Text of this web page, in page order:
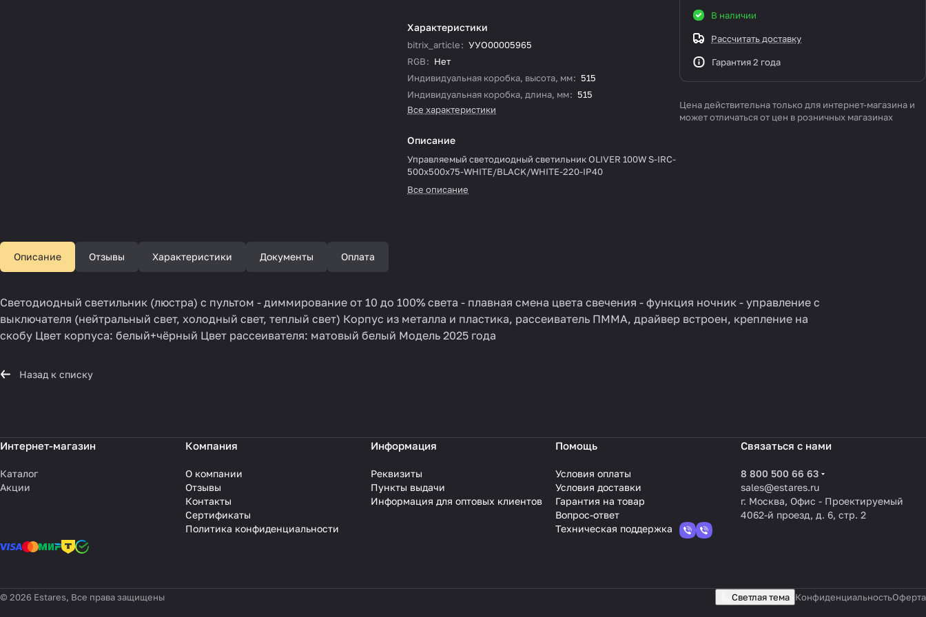
Характеристики
bitrix_article: УУО00005965
RGB: Нет
Индивидуальная коробка, высота, мм: 515
Индивидуальная коробка, длина, мм: 515
Все характеристики
Описание
Управляемый светодиодный светильник OLIVER 100W S-IRC-
500x500x75-WHITE/BLACK/WHITE-220-IP40
Все описание
В наличии
Рассчитать доставку
Гарантия 2 года
Цена действительна только для интернет-магазина и
может отличаться от цен в розничных магазинах
Описание Отзывы Характеристики Документы Оплата
Светодиодный светильник (люстра) с пультом - диммирование от 10 до 100% света - плавная смена цвета свечения - функция ночник - управление с
выключателя (нейтральный свет, холодный свет, теплый свет) Корпус из металла и пластика, рассеиватель ПММА, драйвер встроен, крепление на
скобу Цвет корпуса: белый+чёрный Цвет рассеивателя: матовый белый Модель 2025 года
Назад к списку
Интернет-магазин
Каталог
Акции
Компания
О компании
Отзывы
Контакты
Сертификаты
Политика конфиденциальности
Информация
Реквизиты
Пункты выдачи
Информация для оптовых клиентов
Помощь
Условия оплаты
Условия доставки
Гарантия на товар
Вопрос-ответ
Техническая поддержка
Связаться с нами
8 800 500 66 63
sales@estares.ru
г. Москва, Офис - Проектируемый
4062-й проезд, д. 6, стр. 2
© 2026 Estares, Все права защищены Светлая тема КонфиденциальностьОферта